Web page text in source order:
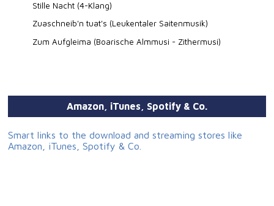
Stille Nacht (4-Klang)
Zuaschneib'n tuat's (Leukentaler Saitenmusik)
Zum Aufgleima (Boarische Almmusi - Zithermusi)
Amazon, iTunes, Spotify & Co.
Smart links to the download and streaming stores like
Amazon, iTunes, Spotify & Co.